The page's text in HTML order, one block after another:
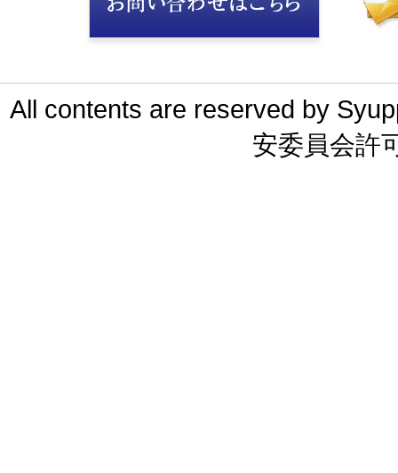
All contents are reserved by
安委員会許